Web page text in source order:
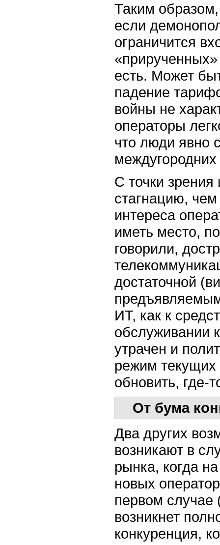
Таким
если
ограничится
«прирученных»
есть. Может
падение
войны не
операторы
что люди явно
С точки зрения
стагнацию,
интереса
иметь место,
говорили,
достаточной
ИТ, как к
обслуживании
утрачен и
режим текущих
обновить, где-
От бума
Два других
возникают в
рынка, когда
новых
первом случае
возникнет
конкуренция,